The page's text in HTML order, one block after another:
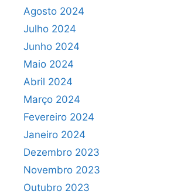
Agosto 2024
Julho 2024
Junho 2024
Maio 2024
Abril 2024
Março 2024
Fevereiro 2024
Janeiro 2024
Dezembro 2023
Novembro 2023
Outubro 2023